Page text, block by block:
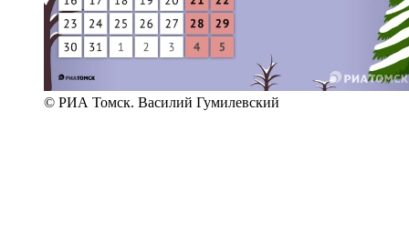
© РИА Томск. Василий Гумилевский